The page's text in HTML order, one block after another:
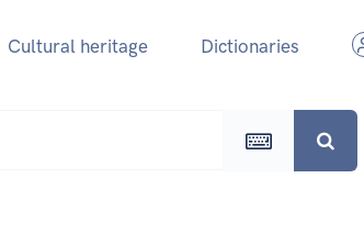
Cultural heritage Dictionaries